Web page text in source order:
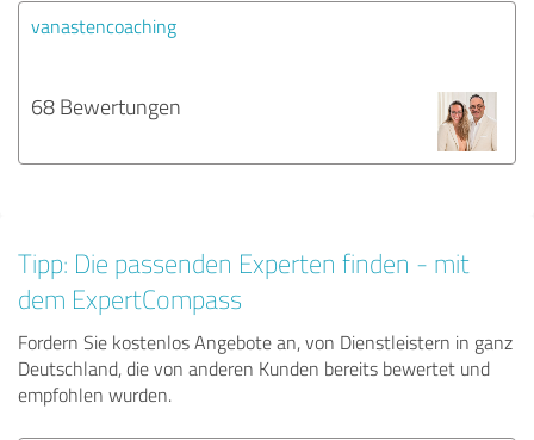
vanastencoaching
68 Bewertungen
Tipp: Die passenden Experten finden - mit
dem ExpertCompass
Fordern Sie kostenlos Angebote an, von Dienstleistern in ganz
Deutschland, die von anderen Kunden bereits bewertet und
empfohlen wurden.